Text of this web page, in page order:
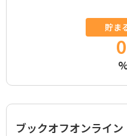
貯ま
ブックオフオンライン